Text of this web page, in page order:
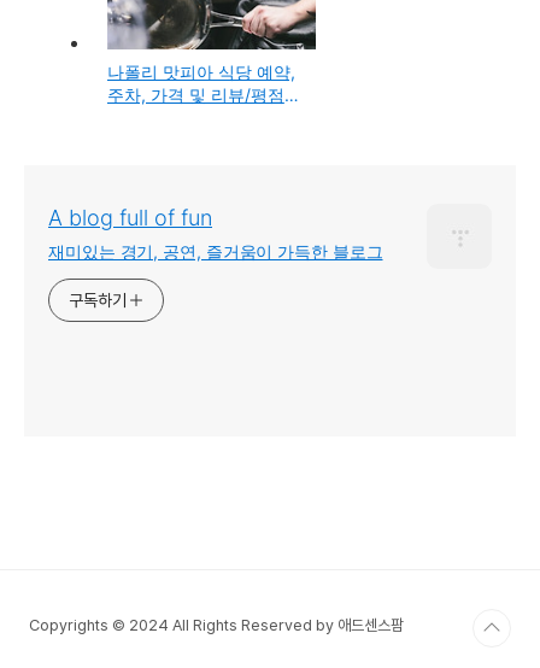
나폴리 맛피아 식당 예약,
주차, 가격 및 리뷰/평점
A blog full of fun
재미있는 경기, 공연, 즐거움이 가득한 블로그
구독하기
Copyrights © 2024 All Rights Reserved by 애드센스팜